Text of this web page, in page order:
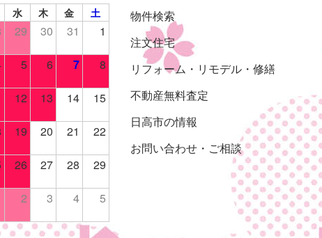
水 木 金 土
29 30 31 1
5 6 7 8
12 13 14 15
19 20 21 22
26 27 28 29
2 3 4 5
物件検索
注文住宅
リフォーム・リモデル・修繕
不動産無料査定
日高市の情報
お問い合わせ・ご相談